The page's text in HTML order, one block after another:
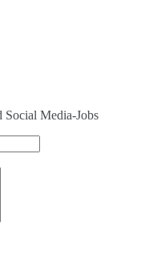
Social Media-Jobs